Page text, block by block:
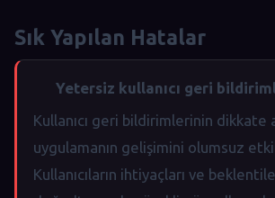
Sık Yapılan Hatalar
Yetersiz kullanıcı geri
Kullanıcı geri bildirimlerinin dikkate
uygulamanın gelişimini olumsuz
Kullanıcıların ihtiyaçları ve